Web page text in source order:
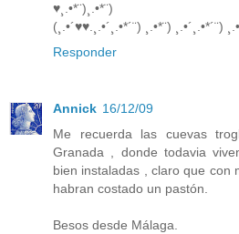
♥¸.•*¨)¸.•*¨)
(¸.•´♥♥.¸.•´¸.•*´¨) ¸.•*¨)
Responder
Annick 16/12/09
Me recuerda las cuevas
Granada , donde todavia
bien instaladas , claro que con
habran costado un pastón.
Besos desde Málaga.